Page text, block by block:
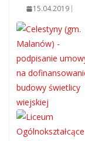
15.04.2019